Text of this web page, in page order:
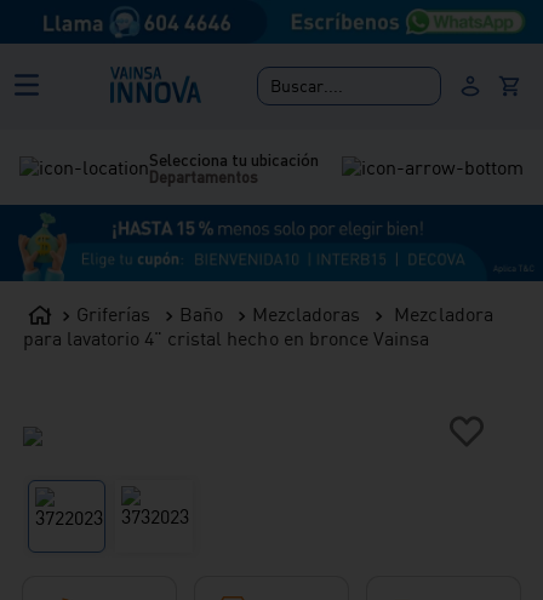
Buscar....
Selecciona tu ubicación
Departamentos
Griferías Baño Mezcladoras
Mezcladora
para lavatorio 4" cristal hecho en bronce Vainsa